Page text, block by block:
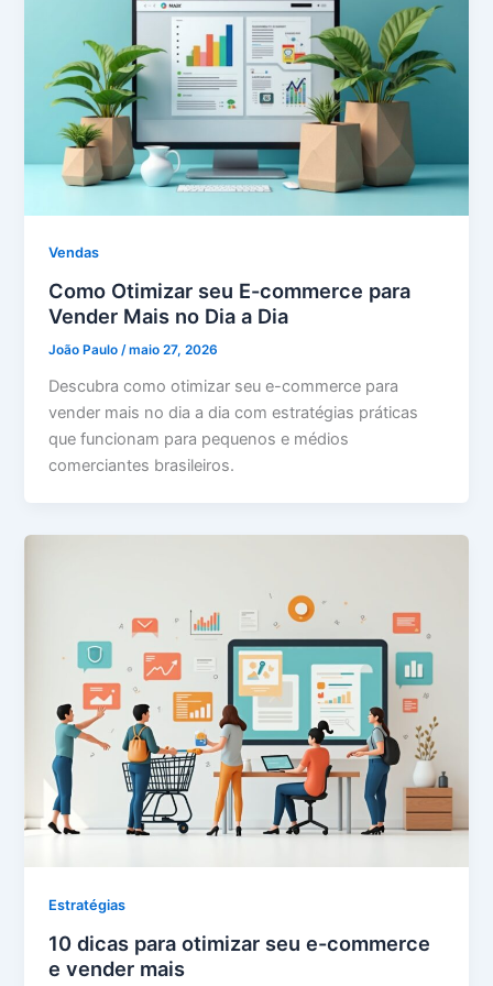
Vendas
Como Otimizar seu E-commerce para
Vender Mais no Dia a Dia
João Paulo/maio 27, 2026
Descubra como otimizar seu e-commerce para
vender mais no dia a dia com estratégias práticas
que funcionam para pequenos e médios
comerciantes brasileiros.
Estratégias
10 dicas para otimizar seu e-commerce
e vender mais